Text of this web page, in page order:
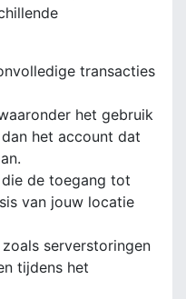
transacties
het gebruik
het account dat
de toegang tot
van jouw locatie
serverstoringen
tijdens het